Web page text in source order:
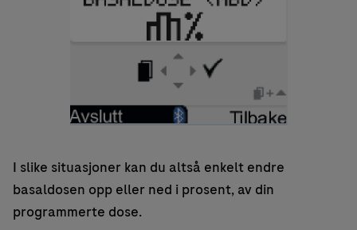
I slike situasjoner kan du altså enkelt endre
basaldosen opp eller ned i prosent, av din
programmerte dose.